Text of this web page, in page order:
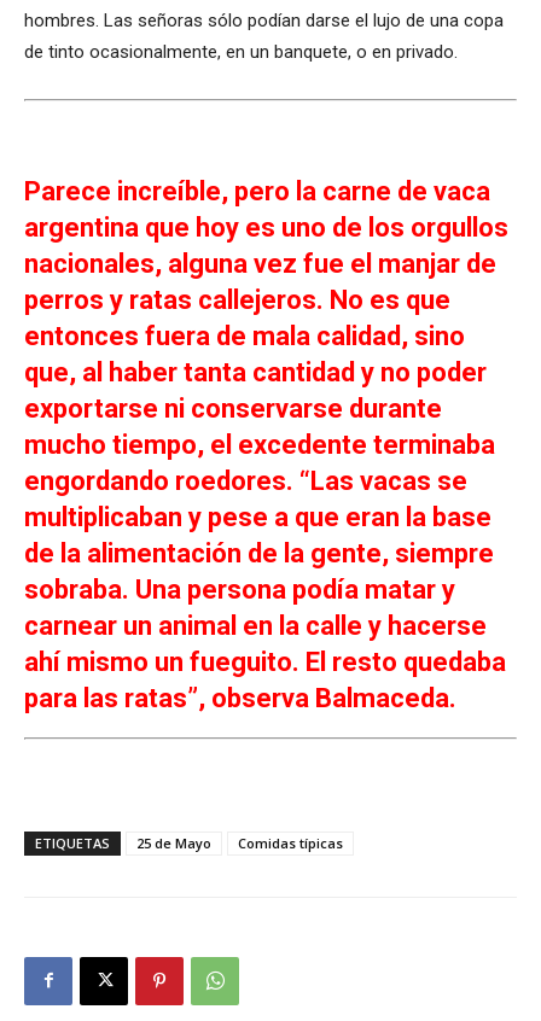
hombres. Las señoras sólo podían darse el lujo de una copa
de tinto ocasionalmente, en un banquete, o en privado.
Parece increíble, pero la carne de vaca
argentina que hoy es uno de los orgullos
nacionales, alguna vez fue el manjar de
perros y ratas callejeros. No es que
entonces fuera de mala calidad, sino
que, al haber tanta cantidad y no poder
exportarse ni conservarse durante
mucho tiempo, el excedente terminaba
engordando roedores. “Las vacas se
multiplicaban y pese a que eran la base
de la alimentación de la gente, siempre
sobraba. Una persona podía matar y
carnear un animal en la calle y hacerse
ahí mismo un fueguito. El resto quedaba
para las ratas”, observa Balmaceda.
ETIQUETAS 25 de Mayo Comidas típicas